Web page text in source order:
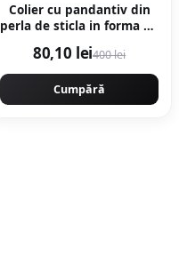
Colier cu pandantiv din
perla de sticla in forma de
80,10 lei400 lei
Cumpără